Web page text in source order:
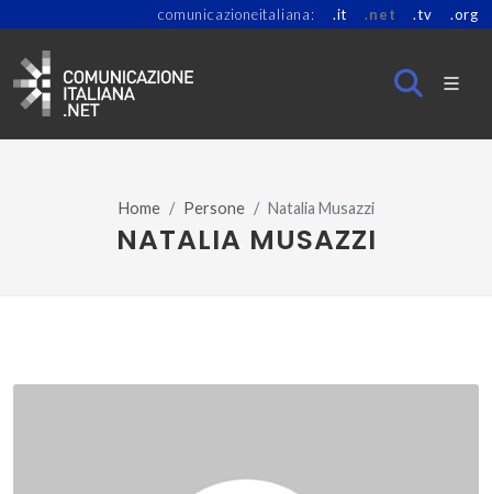
comunicazioneitaliana: .it .net .tv .org
Home Persone Natalia Musazzi
NATALIA MUSAZZI